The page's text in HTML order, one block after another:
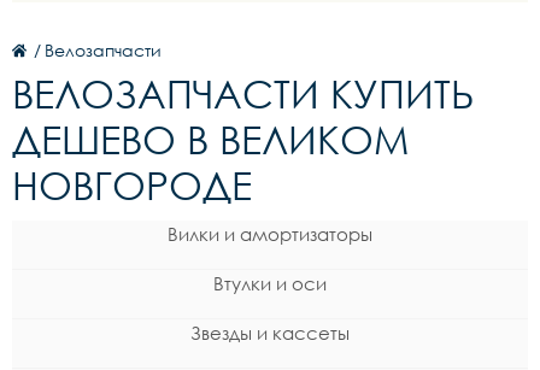
/ Велозапчасти
ВЕЛОЗАПЧАСТИ КУПИТЬ
ДЕШЕВО В ВЕЛИКОМ
НОВГОРОДЕ
Вилки и амортизаторы
Втулки и оси
Звезды и кассеты